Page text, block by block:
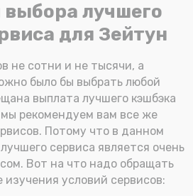
лучшего
для Зейтун
не сотни и не тысячи, а
было бы выбрать любой
выплата лучшего кэшбэка
рекомендуем вам все же
Потому что в данном
сервиса является очень
Вот на что надо обращать
условий сервисов: